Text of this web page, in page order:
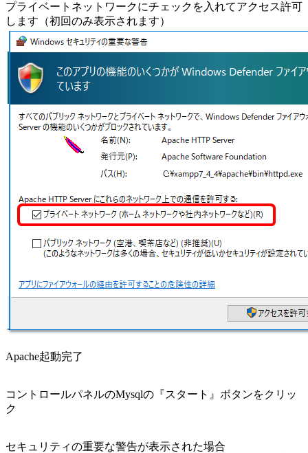
プライベートネットワークにチェックを入れてアクセス許可
します（初回のみ表示されます）
Apache起動完了
コントロールパネルのMysqlの『スタート』ボタンをクリッ
ク
セキュリティの重要な警告が表示された場合